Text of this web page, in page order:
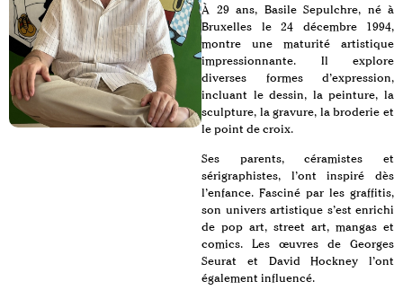
À 29 ans, Basile Sepulchre, né à
Bruxelles le 24 décembre 1994,
montre une maturité artistique
impressionnante. Il explore
diverses formes d’expression,
incluant le dessin, la peinture, la
sculpture, la gravure, la broderie et
le point de croix.
Ses parents, céramistes et
sérigraphistes, l’ont inspiré dès
l’enfance. Fasciné par les graffitis,
son univers artistique s’est enrichi
de pop art, street art, mangas et
comics. Les œuvres de Georges
Seurat et David Hockney l’ont
également influencé.